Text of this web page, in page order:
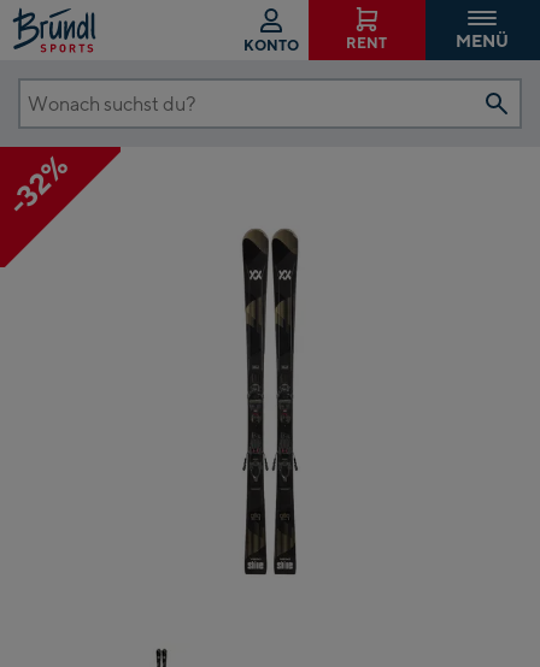
KONTO RENT MENÜ
Wonach
suchst
du?
-32%